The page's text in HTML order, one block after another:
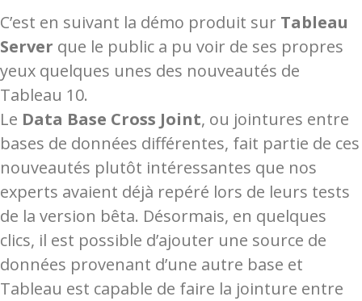
C’est en suivant la démo produit sur Tableau
Server que le public a pu voir de ses propres
yeux quelques unes des nouveautés de
Tableau 10.
Le Data Base Cross Joint, ou jointures entre
bases de données différentes, fait partie de ces
nouveautés plutôt intéressantes que nos
experts avaient déjà repéré lors de leurs tests
de la version bêta. Désormais, en quelques
clics, il est possible d’ajouter une source de
données provenant d’une autre base et
Tableau est capable de faire la jointure entre